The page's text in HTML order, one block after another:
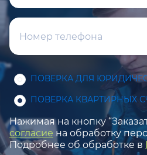
ПОВЕРКА ДЛЯ
ПОВЕРКА КВАРТИРНЫХ
Нажимая на кнопку
согласие на обработку
Подробнее об обработке в